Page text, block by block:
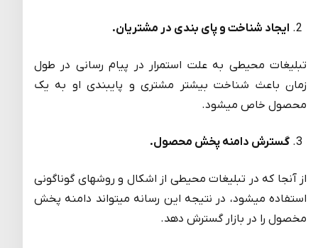
ایجاد شناخت و پای بندی در مشتریان.
تبلیغات محیطی به علت استمرار در پیام رسانی در طول
زمان باعث شناخت بیشتر مشتری و پایبندی او به یک
محصول خاص میشود.
گسترش دامنه پخش محصول.
از آنجا که در تبلیغات محیطی از اشکال و روشهای گوناگونی
استفاده میشود، در نتیجه این رسانه میتواند دامنه پخش
مخصول را در بازار گسترش دهد.